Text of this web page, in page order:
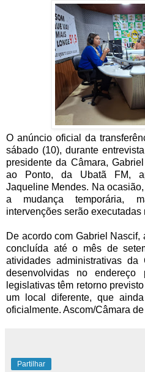
O anúncio oficial da
sábado (10), durante
presidente da Câmara,
ao Ponto, da Ubatã FM,
Jaqueline Mendes. Na
a mudança temporária,
intervenções serão
De acordo com Gabriel
concluída até o mês de
atividades administrativas da
desenvolvidas no
legislativas têm retorno
um local diferente, que
oficialmente. Ascom/Câmara
Partilhar